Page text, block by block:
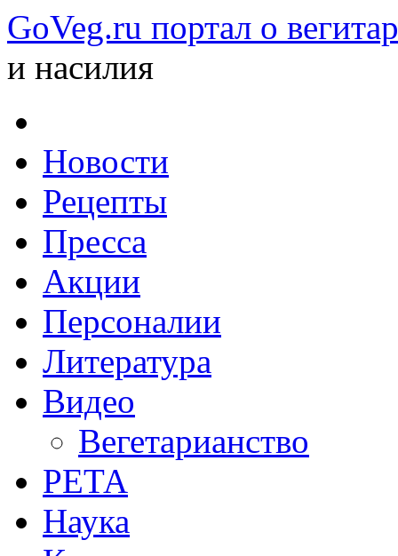
GoVeg.ru портал о
и насилия
Новости
Рецепты
Пресса
Акции
Персоналии
Литература
Видео
Вегетарианство
РЕТА
Наука